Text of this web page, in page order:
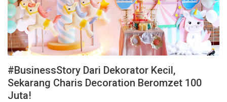
#BusinessStory Dari Dekorator Kecil,
Sekarang Charis Decoration Beromzet 100
Juta!